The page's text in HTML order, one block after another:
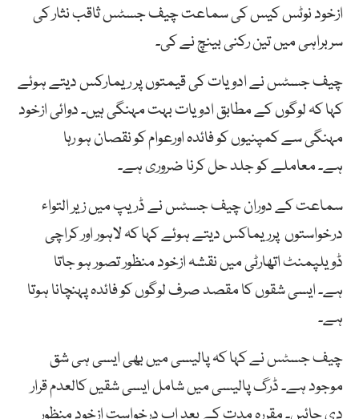
ازخود نوٹس کیس کی سماعت چیف جسٹس ثاقب نثار کی
سربراہی میں تین رکنی بینچ نے کی۔
چیف جسٹس نے ادویات کی قیمتوں پر ریمارکس دیتے ہوئے
کہا کہ لوگوں کے مطابق ادویات بہت مہنگی ہیں۔ دوائی ازخود
مہنگی سے کمپنیوں کو فائدہ اورعوام کو نقصان ہو رہا
ہے۔ معاملے کو جلد حل کرنا ضروری ہے۔
سماعت کے دوران چیف جسٹس نے ڈریپ میں زیر التواء
درخواستوں پرریماکس دیتے ہوئے کہا کہ لاہور اور کراچی
ڈویلپمنٹ اتھارٹی میں نقشہ ازخود منظور تصور ہو جاتا
ہے۔ ایسی شقوں کا مقصد صرف لوگوں کو فائدہ پہنچانا ہوتا
ہے۔
چیف جسٹس نے کہا کہ پالیسی میں بھی ایسی ہی شق
موجود ہے۔ ڈرگ پالیسی میں شامل ایسی شقیں کالعدم قرار